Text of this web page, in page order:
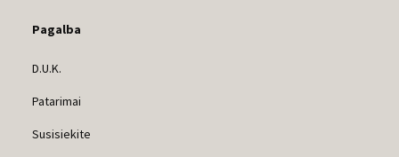
Pagalba
D.U.K.
Patarimai
Susisiekite